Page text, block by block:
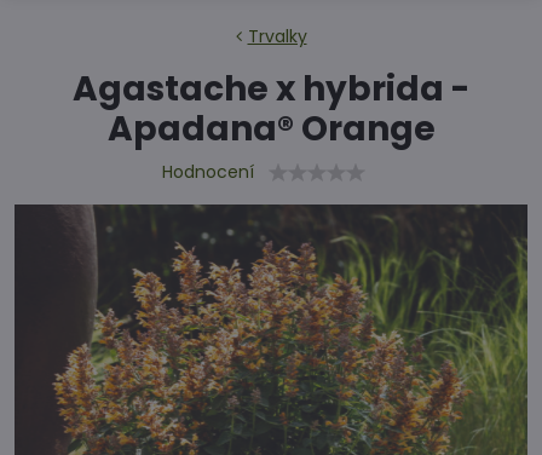
Trvalky
Agastache x hybrida -
Apadana® Orange
Hodnocení